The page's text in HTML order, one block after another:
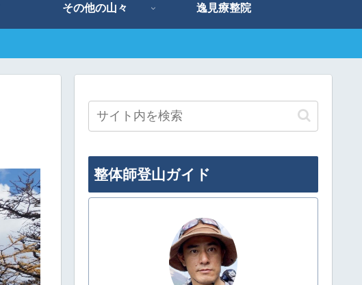
その他の山々 逸見療整院
整体師登山ガイド